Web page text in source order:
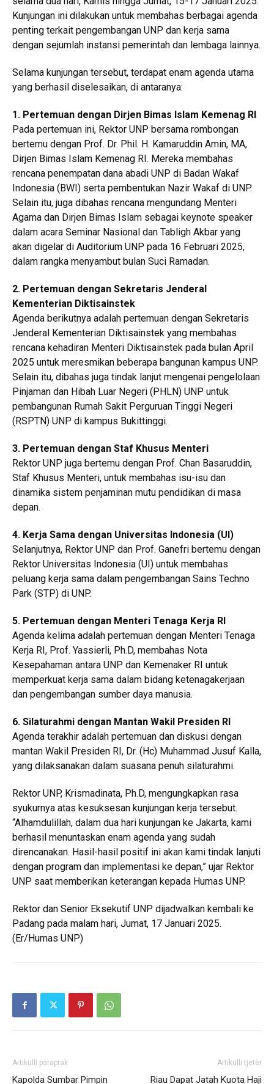
Kunjungan ini dilakukan untuk membahas berbagai agenda
penting terkait pengembangan UNP dan kerja sama
dengan sejumlah instansi pemerintah dan lembaga lainnya.
Selama kunjungan tersebut, terdapat enam agenda utama
yang berhasil diselesaikan, di antaranya:
1. Pertemuan dengan Dirjen Bimas Islam Kemenag RI
Pada pertemuan ini, Rektor UNP bersama rombongan
bertemu dengan Prof. Dr. Phil. H. Kamaruddin Amin, MA,
Dirjen Bimas Islam Kemenag RI. Mereka membahas
rencana penempatan dana abadi UNP di Badan Wakaf
Indonesia (BWI) serta pembentukan Nazir Wakaf di UNP.
Selain itu, juga dibahas rencana mengundang Menteri
Agama dan Dirjen Bimas Islam sebagai keynote speaker
dalam acara Seminar Nasional dan Tabligh Akbar yang
akan digelar di Auditorium UNP pada 16 Februari 2025,
dalam rangka menyambut bulan Suci Ramadan.
2. Pertemuan dengan Sekretaris Jenderal
Kementerian Diktisainstek
Agenda berikutnya adalah pertemuan dengan Sekretaris
Jenderal Kementerian Diktisainstek yang membahas
rencana kehadiran Menteri Diktisainstek pada bulan April
2025 untuk meresmikan beberapa bangunan kampus UNP.
Selain itu, dibahas juga tindak lanjut mengenai pengelolaan
Pinjaman dan Hibah Luar Negeri (PHLN) UNP untuk
pembangunan Rumah Sakit Perguruan Tinggi Negeri
(RSPTN) UNP di kampus Bukittinggi.
3. Pertemuan dengan Staf Khusus Menteri
Rektor UNP juga bertemu dengan Prof. Chan Basaruddin,
Staf Khusus Menteri, untuk membahas isu-isu dan
dinamika sistem penjaminan mutu pendidikan di masa
depan.
4. Kerja Sama dengan Universitas Indonesia (UI)
Selanjutnya, Rektor UNP dan Prof. Ganefri bertemu dengan
Rektor Universitas Indonesia (UI) untuk membahas
peluang kerja sama dalam pengembangan Sains Techno
Park (STP) di UNP.
5. Pertemuan dengan Menteri Tenaga Kerja RI
Agenda kelima adalah pertemuan dengan Menteri Tenaga
Kerja RI, Prof. Yassierli, Ph.D, membahas Nota
Kesepahaman antara UNP dan Kemenaker RI untuk
memperkuat kerja sama dalam bidang ketenagakerjaan
dan pengembangan sumber daya manusia.
6. Silaturahmi dengan Mantan Wakil Presiden RI
Agenda terakhir adalah pertemuan dan diskusi dengan
mantan Wakil Presiden RI, Dr. (Hc) Muhammad Jusuf Kalla,
yang dilaksanakan dalam suasana penuh silaturahmi.
Rektor UNP, Krismadinata, Ph.D, mengungkapkan rasa
syukurnya atas kesuksesan kunjungan kerja tersebut.
“Alhamdulillah, dalam dua hari kunjungan ke Jakarta, kami
berhasil menuntaskan enam agenda yang sudah
direncanakan. Hasil-hasil positif ini akan kami tindak lanjuti
dengan program dan implementasi ke depan,” ujar Rektor
UNP saat memberikan keterangan kepada Humas UNP.
Rektor dan Senior Eksekutif UNP dijadwalkan kembali ke
Padang pada malam hari, Jumat, 17 Januari 2025.
(Er/Humas UNP)
Artikulli paraprak
Kapolda Sumbar Pimpin
Artikulli tjetër
Riau Dapat Jatah Kuota Haji